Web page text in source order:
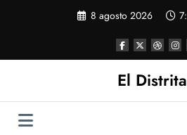
8 agosto 2026
El